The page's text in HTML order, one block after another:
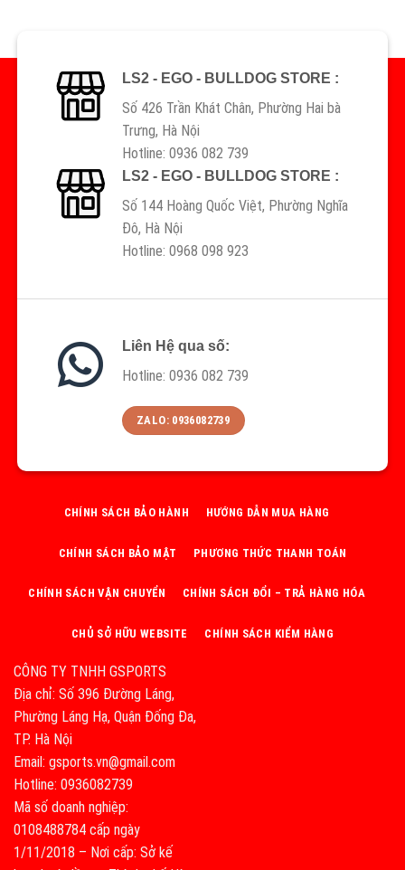
LS2 - EGO - BULLDOG STORE :
Số 426 Trần Khát Chân, Phường Hai bà
Trưng, Hà Nội
Hotline: 0936 082 739
LS2 - EGO - BULLDOG STORE :
Số 144 Hoàng Quốc Việt, Phường Nghĩa
Đô, Hà Nội
Hotline: 0968 098 923
Liên Hệ qua số:
Hotline: 0936 082 739
ZALO: 0936082739
CÔNG TY TNHH GSPORTS
Địa chỉ: Số 396 Đường Láng,
Phường Láng Hạ, Quận Đống Đa,
TP. Hà Nội
Email: gsports.vn@gmail.com
Hotline: 0936082739
Mã số doanh nghiệp:
0108488784 cấp ngày
1/11/2018 – Nơi cấp: Sở kế
CHÍNH SÁCH BẢO HÀNH HƯỚNG DẪN MUA HÀNG
CHÍNH SÁCH BẢO MẬT PHƯƠNG THỨC THANH TOÁN
CHÍNH SÁCH VẬN CHUYỂN CHÍNH SÁCH ĐỔI – TRẢ HÀNG HÓA
CHỦ SỞ HỮU WEBSITE CHÍNH SÁCH KIỂM HÀNG